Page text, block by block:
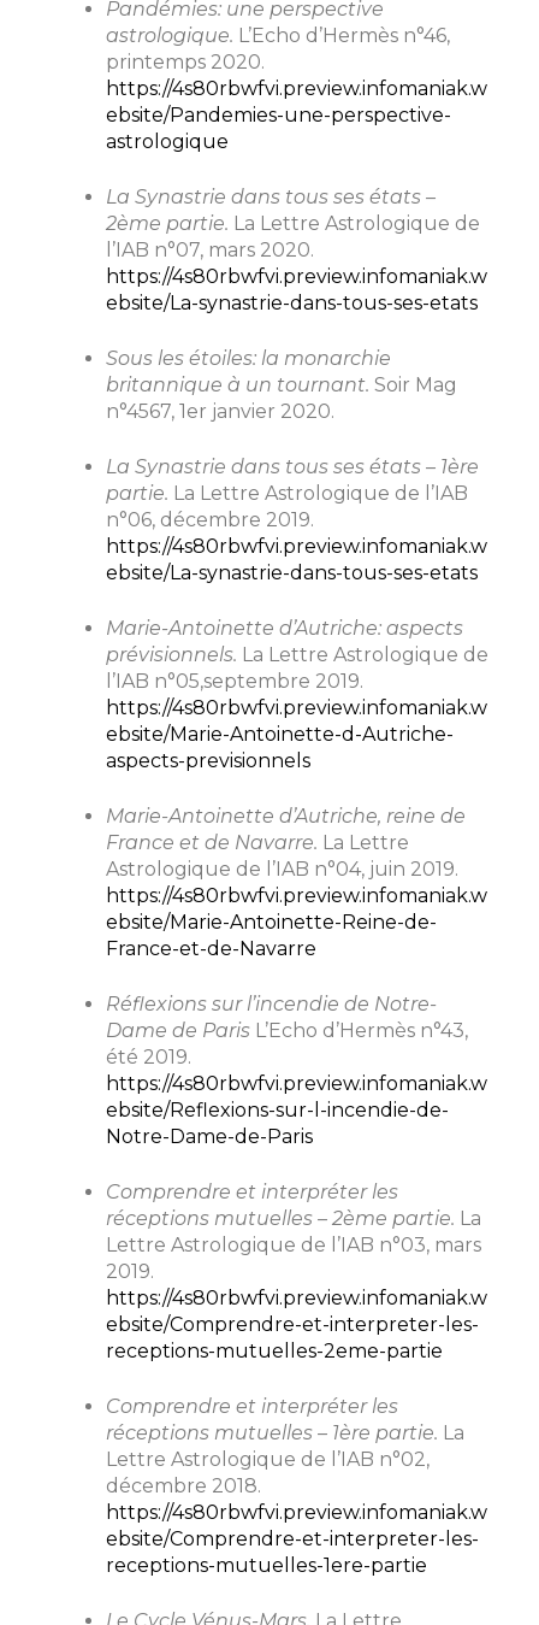
Pandémies: une perspective
astrologique. L’Echo d’Hermès n°46,
printemps 2020.
https://4s80rbwfvi.preview.infomaniak.w
ebsite/Pandemies-une-perspective-
astrologique
La Synastrie dans tous ses états –
2ème partie. La Lettre Astrologique de
l’IAB n°07, mars 2020.
https://4s80rbwfvi.preview.infomaniak.w
ebsite/La-synastrie-dans-tous-ses-etats
Sous les étoiles: la monarchie
britannique à un tournant. Soir Mag
n°4567, 1er janvier 2020.
La Synastrie dans tous ses états – 1ère
partie. La Lettre Astrologique de l’IAB
n°06, décembre 2019.
https://4s80rbwfvi.preview.infomaniak.w
ebsite/La-synastrie-dans-tous-ses-etats
Marie-Antoinette d’Autriche: aspects
prévisionnels. La Lettre Astrologique de
l’IAB n°05,septembre 2019.
https://4s80rbwfvi.preview.infomaniak.w
ebsite/Marie-Antoinette-d-Autriche-
aspects-previsionnels
Marie-Antoinette d’Autriche, reine de
France et de Navarre. La Lettre
Astrologique de l’IAB n°04, juin 2019.
https://4s80rbwfvi.preview.infomaniak.w
ebsite/Marie-Antoinette-Reine-de-
France-et-de-Navarre
Réflexions sur l’incendie de Notre-
Dame de Paris L’Echo d’Hermès n°43,
été 2019.
https://4s80rbwfvi.preview.infomaniak.w
ebsite/Reflexions-sur-l-incendie-de-
Notre-Dame-de-Paris
Comprendre et interpréter les
réceptions mutuelles – 2ème partie. La
Lettre Astrologique de l’IAB n°03, mars
2019.
https://4s80rbwfvi.preview.infomaniak.w
ebsite/Comprendre-et-interpreter-les-
receptions-mutuelles-2eme-partie
Comprendre et interpréter les
réceptions mutuelles – 1ère partie. La
Lettre Astrologique de l’IAB n°02,
décembre 2018.
https://4s80rbwfvi.preview.infomaniak.w
ebsite/Comprendre-et-interpreter-les-
receptions-mutuelles-1ere-partie